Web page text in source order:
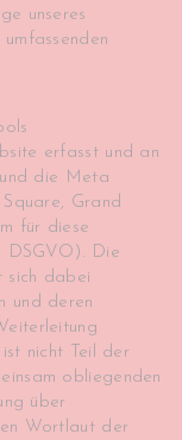
unseres
erfasst und an
die Meta
Grand
für diese
DSGVO). Die
sich dabei
und deren
nicht Teil der
obliegenden
über
Wortlaut der